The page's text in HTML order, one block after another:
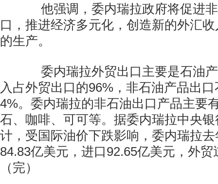
他强调，委内瑞拉政府将促进非
口，推进经济多元化，创造新的外汇
的生产。
委内瑞拉外贸出口主要是石油产
入占外贸出口的96%，非石油产品出
4%。委内瑞拉的非石油出口产品主要
石、咖啡、可可等。据委内瑞拉中央
计，受国际油价下跌影响，委内瑞拉
84.83亿美元，进口92.65亿美元，外贸
（完）